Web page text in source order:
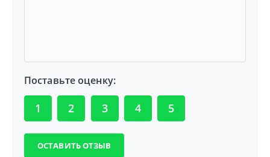
Поставьте оценку:
1 2 3 4 5